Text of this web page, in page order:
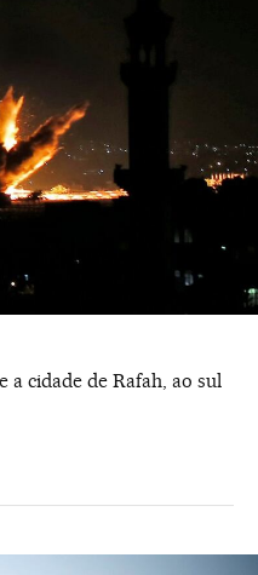
a cidade de Rafah, ao sul